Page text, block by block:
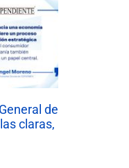
de
claras,